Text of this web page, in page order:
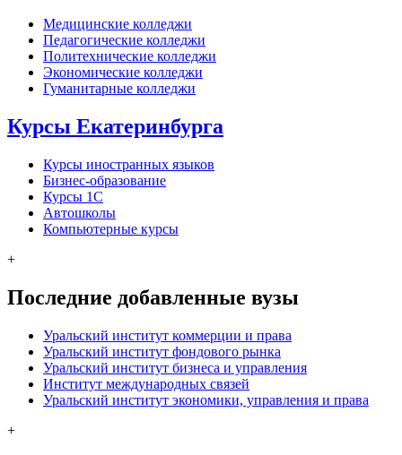
Медицинские колледжи
Педагогические колледжи
Политехнические колледжи
Экономические колледжи
Гуманитарные колледжи
Курсы Екатеринбурга
Курсы иностранных языков
Бизнес-образование
Курсы 1С
Автошколы
Компьютерные курсы
+
Последние добавленные вузы
Уральский институт коммерции и права
Уральский институт фондового рынка
Уральский институт бизнеса и управления
Институт международных связей
Уральский институт экономики, управления и права
+